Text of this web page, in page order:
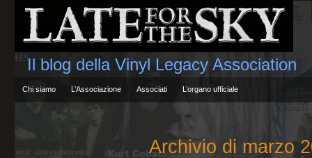
Il blog della Vinyl Legacy Association
Chi siamo L’Associazione Associati L’organo ufficiale
Archivio di marzo